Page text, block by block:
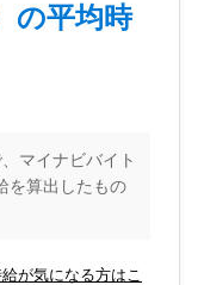
の平均時
マイナビバイト
を算出したもの
が気になる方はこ